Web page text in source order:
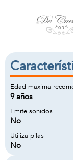
Edad maxima
9 años
Emite sonidos
No
Utiliza pilas
No